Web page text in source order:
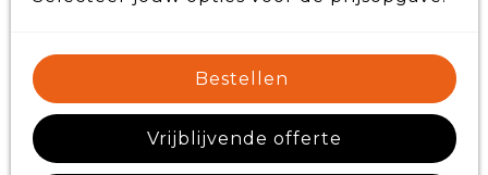
Bestellen
Vrijblijvende offerte